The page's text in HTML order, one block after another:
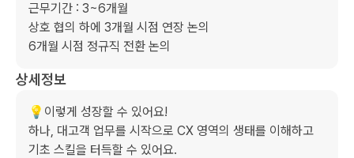
근무기간 : 3~6개월
상호 협의 하에 3개월 시점 연장 논의
6개월 시점 정규직 전환 논의
상세정보
💡이렇게 성장할 ​수 ​있어요!
하나, ​대고객 업무를 ​시작으로 CX 영역의 생태를 ​이해하고 ​
기초 스킬을 ​터득할 수 있어요.